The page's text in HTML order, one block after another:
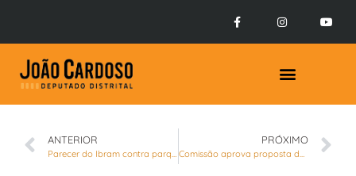
ANTERIOR PRÓXIMO